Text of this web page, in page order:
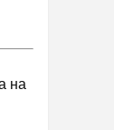
на